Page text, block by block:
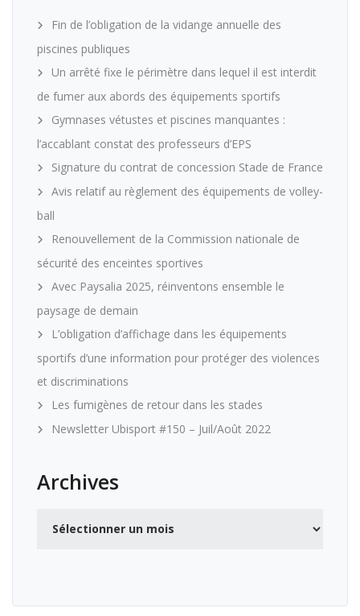
Fin de l’obligation de la vidange annuelle des
piscines publiques
Un arrêté fixe le périmètre dans lequel il est interdit
de fumer aux abords des équipements sportifs
Gymnases vétustes et piscines manquantes :
l’accablant constat des professeurs d’EPS
Signature du contrat de concession Stade de France
Avis relatif au règlement des équipements de volley-
ball
Renouvellement de la Commission nationale de
sécurité des enceintes sportives
Avec Paysalia 2025, réinventons ensemble le
paysage de demain
L’obligation d’affichage dans les équipements
sportifs d’une information pour protéger des violences
et discriminations
Les fumigènes de retour dans les stades
Newsletter Ubisport #150 – Juil/Août 2022
Archives